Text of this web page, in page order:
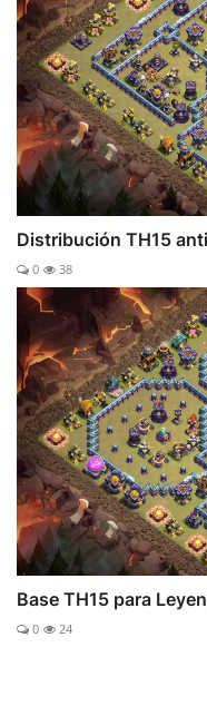
Distribución TH15
0 38
Base TH15 para
0 24